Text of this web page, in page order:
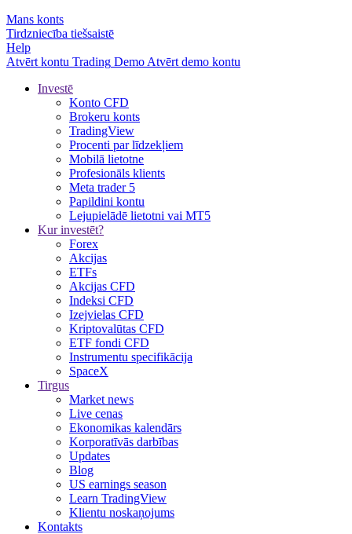
Mans konts
Tirdzniecība tiešsaistē
Help
Atvērt kontu Trading Demo Atvērt demo kontu
Investē
Konto CFD
Brokeru konts
TradingView
Procenti par līdzekļiem
Mobilā lietotne
Profesionāls klients
Meta trader 5
Papildini kontu
Lejupielādē lietotni vai MT5
Kur investēt?
Forex
Akcijas
ETFs
Akcijas CFD
Indeksi CFD
Izejvielas CFD
Kriptovalūtas CFD
ETF fondi CFD
Instrumentu specifikācija
SpaceX
Tirgus
Market news
Live cenas
Ekonomikas kalendārs
Korporatīvās darbības
Updates
Blog
US earnings season
Learn TradingView
Klientu noskaņojums
Kontakts